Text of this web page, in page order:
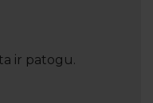
ir patogu.